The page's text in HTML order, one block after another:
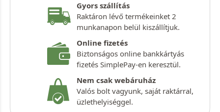
Gyors szállítás
Raktáron lévő termékeinket 2
munkanapon belül kiszállítjuk.
Online fizetés
Biztonságos online bankkártyás
fizetés SimplePay-en keresztül.
Nem csak webáruház
Valós bolt vagyunk, saját raktárral,
üzlethelyiséggel.